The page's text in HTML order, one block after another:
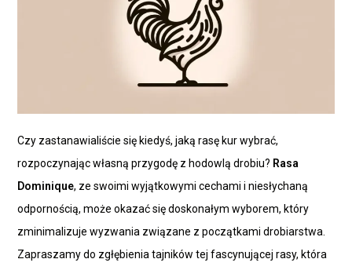
Czy zastanawialiście się kiedyś, jaką rasę kur wybrać,
rozpoczynając własną przygodę z hodowlą drobiu? Rasa
Dominique, ze swoimi wyjątkowymi cechami i niesłychaną
odpornością, może okazać się doskonałym wyborem, który
zminimalizuje wyzwania związane z początkami drobiarstwa.
Zapraszamy do zgłębienia tajników tej fascynującej rasy, która